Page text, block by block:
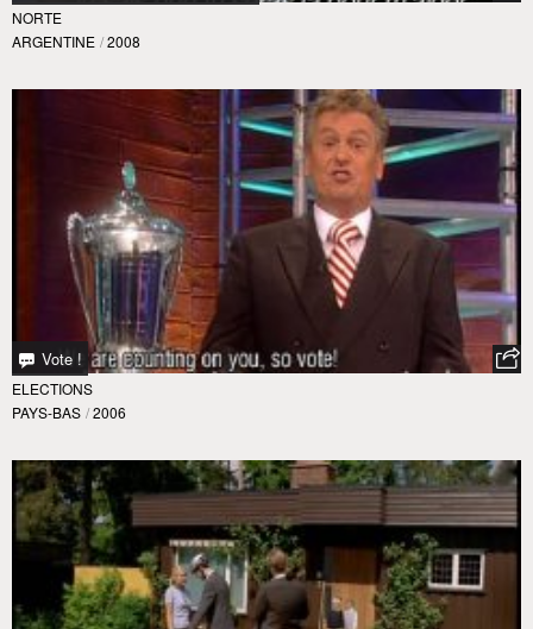
NORTE
ARGENTINE / 2008
Vote !
ELECTIONS
PAYS-BAS / 2006